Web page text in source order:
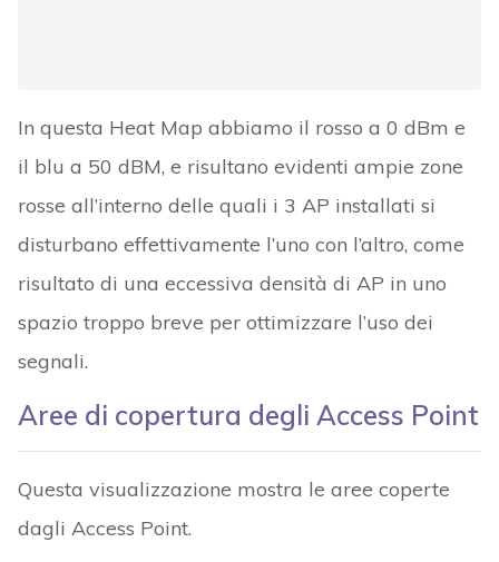
In questa Heat Map abbiamo il rosso a 0 dBm e
il blu a 50 dBM, e risultano evidenti ampie zone
rosse all’interno delle quali i 3 AP installati si
disturbano effettivamente l’uno con l’altro, come
risultato di una eccessiva densità di AP in uno
spazio troppo breve per ottimizzare l’uso dei
segnali.
Aree di copertura degli Access Point
Questa visualizzazione mostra le aree coperte
dagli Access Point.